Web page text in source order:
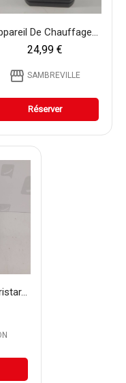
De Chauffage...
24,99 €
storefront SAMBREVILLE
Réserver